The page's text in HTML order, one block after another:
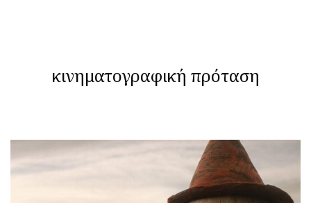
κινηματογραφική πρόταση